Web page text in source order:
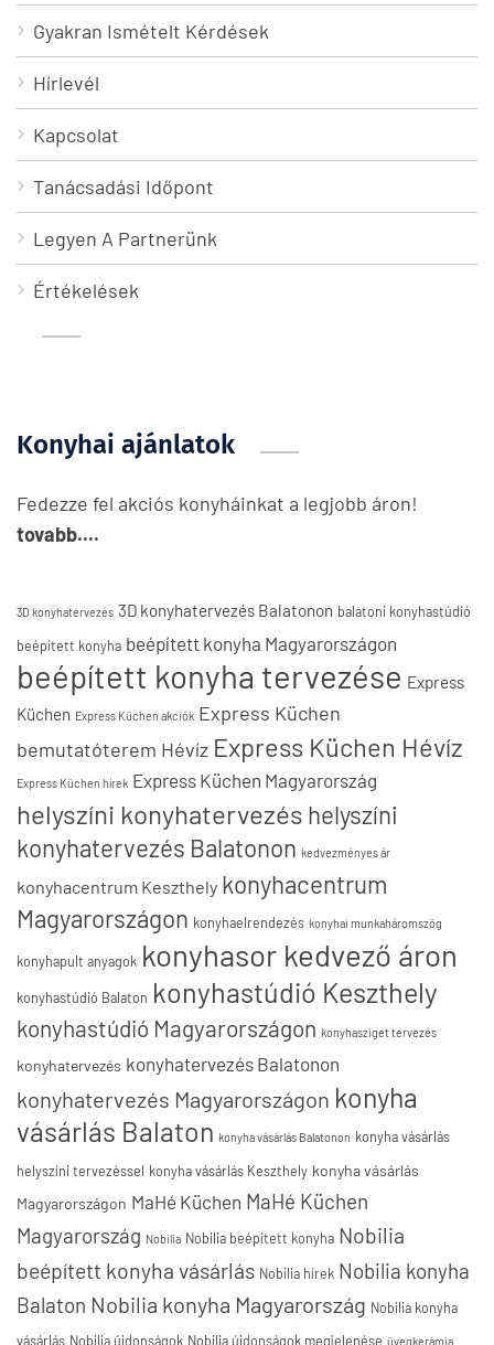
Gyakran Ismételt Kérdések
Hírlevél
Kapcsolat
Tanácsadási Időpont
Legyen A Partnerünk
Értékelések
Konyhai ajánlatok
Fedezze fel akciós konyháinkat a legjobb áron!
tovabb....
3D konyhatervezés 3D konyhatervezés Balatonon balatoni konyhastúdió
beépített konyha beépített konyha Magyarországon
beépített konyha tervezése Express
Küchen Express Küchen akciók Express Küchen
bemutatóterem Hévíz Express Küchen Hévíz
Express Küchen hírek Express Küchen Magyarország
helyszíni konyhatervezés helyszíni
konyhatervezés Balatonon kedvezményes ár
konyhacentrum Keszthely konyhacentrum
Magyarországon konyhaelrendezés konyhai munkaháromszög
konyhapult anyagok konyhasor kedvező áron
konyhastúdió Balaton konyhastúdió Keszthely
konyhastúdió Magyarországon konyhasziget tervezés
konyhatervezés konyhatervezés Balatonon
konyhatervezés Magyarországon konyha
vásárlás Balaton konyha vásárlás Balatonon konyha vásárlás
helyszíni tervezéssel konyha vásárlás Keszthely konyha vásárlás
Magyarországon MaHé Küchen MaHé Küchen
Magyarország Nobilia Nobilia beépített konyha Nobilia
beépített konyha vásárlás Nobilia hírek Nobilia konyha
Balaton Nobilia konyha Magyarország Nobilia konyha
vásárlás Nobilia újdonságok Nobilia újdonságok megjelenése üvegkerámia